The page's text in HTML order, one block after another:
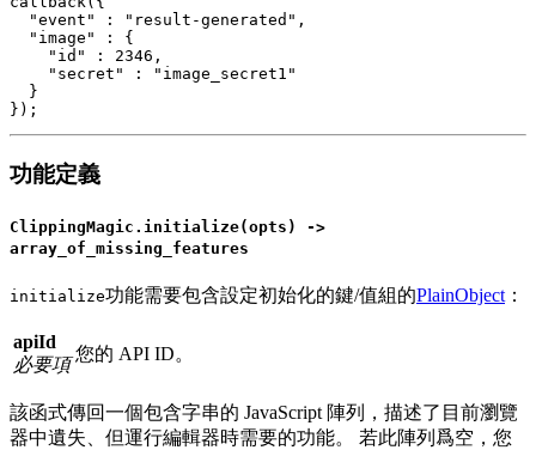
  "event" : "result-generated",
  "image" : {
    "id" : 2346,
    "secret" : "image_secret1"
  }
功能定義
ClippingMagic.initialize(opts) ->
array_of_missing_features
initialize功能需要包含設定初始化的鍵/值組的PlainObject ：
apiId
必要項
您的 API ID。
該函式傳回一個包含字串的 JavaScript 陣列，描述了目前瀏覽
器中遺失、但運行編輯器時需要的功能。 若此陣列爲空，您